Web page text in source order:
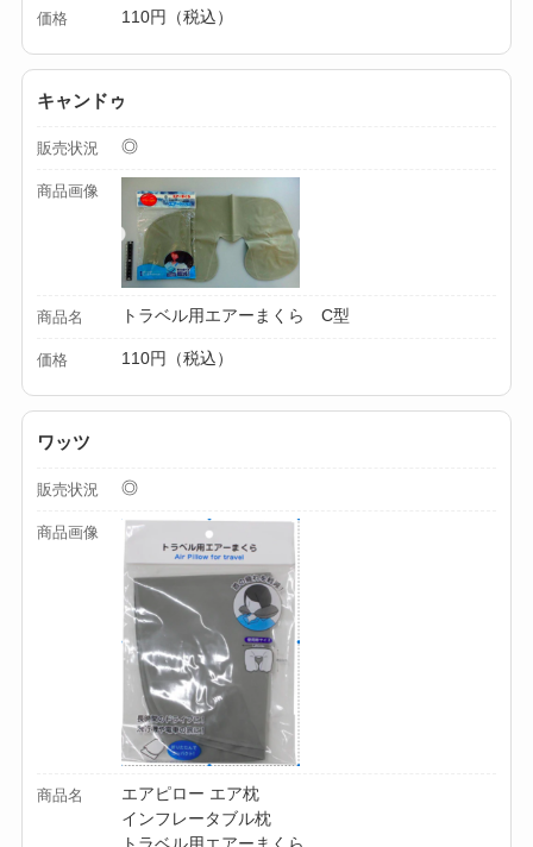
える？代用品＆おす
セリア等でテントロ
ープ用LEDライトは
買える？人気アイテ
ムと選び方のコツを
解説！
セリア等でカトラリ
価格 110円（税込）
キャンドゥ
販売状況 ◎
商品画像
商品名 トラベル用エアーまくら C型
価格 110円（税込）
ワッツ
販売状況 ◎
商品画像
商品名
エアピロー エア枕
インフレータブル枕